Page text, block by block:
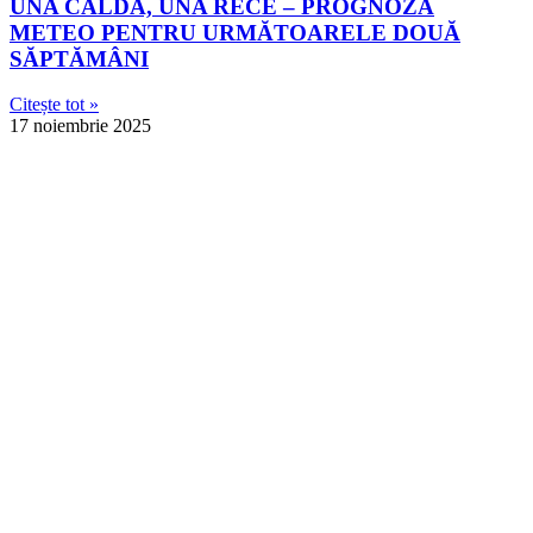
UNA CALDĂ, UNA RECE – PROGNOZA
METEO PENTRU URMĂTOARELE DOUĂ
SĂPTĂMÂNI
Citește tot »
17 noiembrie 2025